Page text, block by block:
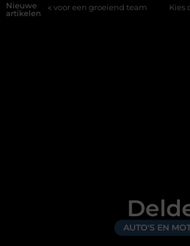
Nieuwe
artikelen
groeiend team Kies de juiste
AUTO'S EN